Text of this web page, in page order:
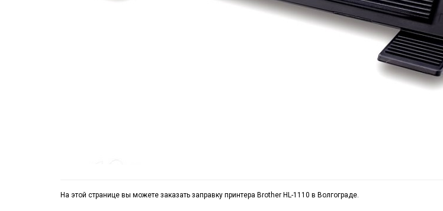
На этой странице вы можете заказать заправку принтера Brother HL-1110 в Волгограде.